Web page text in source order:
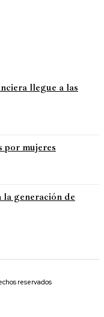
llegue a las
por mujeres
la generación de
reservados